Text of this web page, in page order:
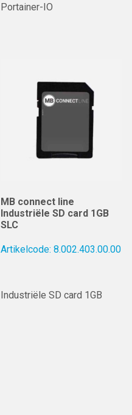
Portainer-IO
MB connect line
Industriële SD card 1GB
SLC
Artikelcode: 8.002.403.00.00
Industriële SD card 1GB